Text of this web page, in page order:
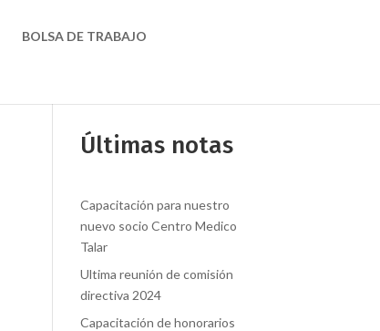
BOLSA DE TRABAJO
Últimas notas
Capacitación para nuestro
nuevo socio Centro Medico
Talar
Ultima reunión de comisión
directiva 2024
Capacitación de honorarios